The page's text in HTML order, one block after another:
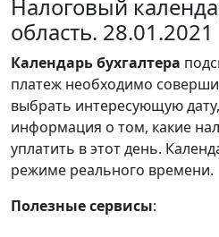
Налоговый
область. 28.01.2021
Календарьбухгалтера
платеж необходимо
выбрать интересующую
информация о том, какие
уплатить в этот день.
режиме реального времени.
Полезные сервисы: